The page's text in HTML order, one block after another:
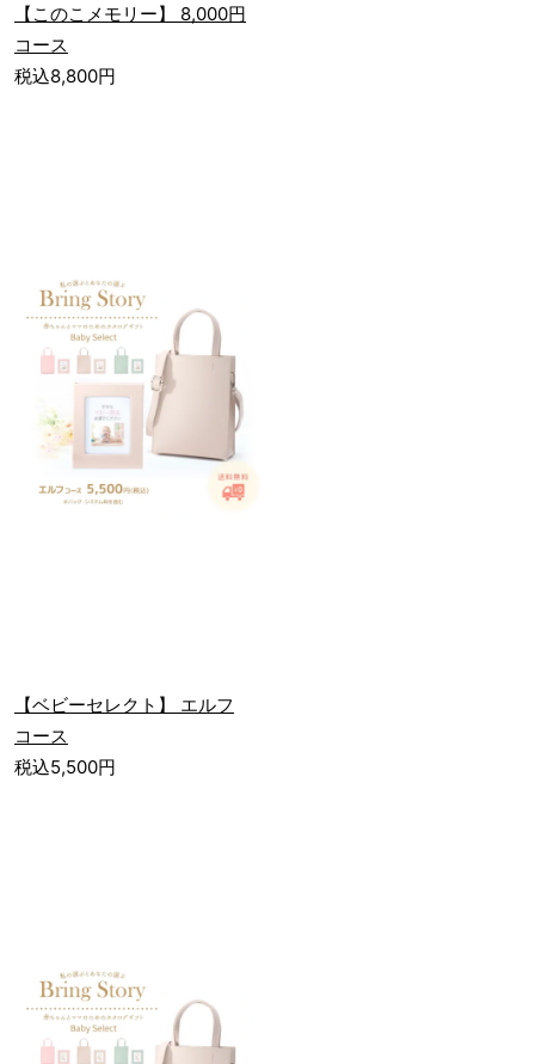
【このこメモリー】 8,000円
コース
税込8,800円
【ベビーセレクト】 エルフ
コース
税込5,500円